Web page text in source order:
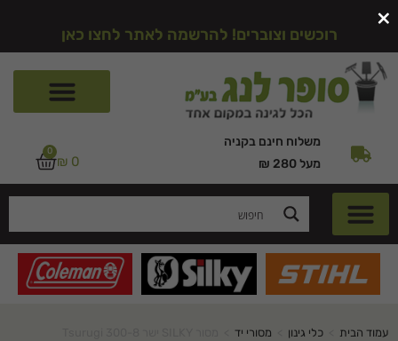
רוכשים וצוברים! להרשמה לאתר לחצו כאן
משלוח חינם בקניה
מעל 280 ₪
₪ 0
0
עמוד הבית כלי גינון מסורי יד
×